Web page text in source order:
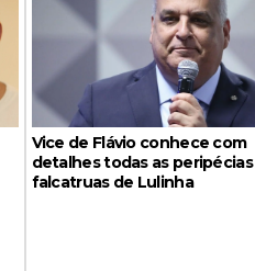
Vice de Flávio conhece com
detalhes todas as peripécias
falcatruas de Lulinha